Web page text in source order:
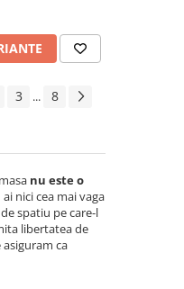
piele
fag
3 ... 8
nu este o
nici cea mai vaga
spatiu pe care-l
libertatea de
ca